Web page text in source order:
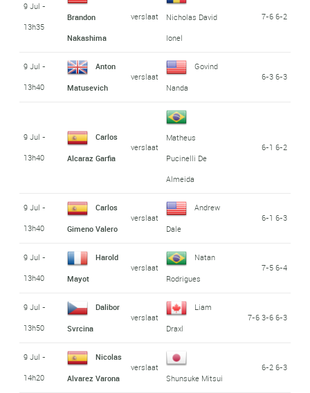
9 Jul -
13h35
Brandon
Nakashima
verslaat
Nicholas David
Ionel
7-6 6-2
9 Jul -
13h40
Anton
Matusevich
verslaat
Govind
Nanda
6-3 6-3
9 Jul -
13h40
Carlos
Alcaraz Garfia
verslaat
Matheus
Pucinelli De
Almeida
6-1 6-2
9 Jul -
13h40
Carlos
Gimeno Valero
verslaat
Andrew
Dale
6-1 6-3
9 Jul -
13h40
Harold
Mayot
verslaat
Natan
Rodrigues
7-5 6-4
9 Jul -
13h50
Dalibor
Svrcina
verslaat
Liam
Draxl
7-6 3-6 6-3
9 Jul -
14h20
Nicolas
Alvarez Varona
verslaat
Shunsuke Mitsui
6-2 6-3